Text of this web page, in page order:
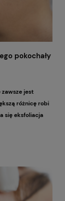
pokochały
zawsze jest
różnicę robi
się eksfoliacja
i w gabinecie
a nawet
skórę,
i
na skórze.